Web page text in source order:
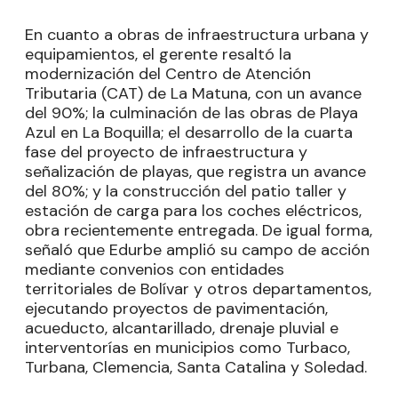
En cuanto a obras de infraestructura urbana y
equipamientos, el gerente resaltó la
modernización del Centro de Atención
Tributaria (CAT) de La Matuna, con un avance
del 90%; la culminación de las obras de Playa
Azul en La Boquilla; el desarrollo de la cuarta
fase del proyecto de infraestructura y
señalización de playas, que registra un avance
del 80%; y la construcción del patio taller y
estación de carga para los coches eléctricos,
obra recientemente entregada. De igual forma,
señaló que Edurbe amplió su campo de acción
mediante convenios con entidades
territoriales de Bolívar y otros departamentos,
ejecutando proyectos de pavimentación,
acueducto, alcantarillado, drenaje pluvial e
interventorías en municipios como Turbaco,
Turbana, Clemencia, Santa Catalina y Soledad.